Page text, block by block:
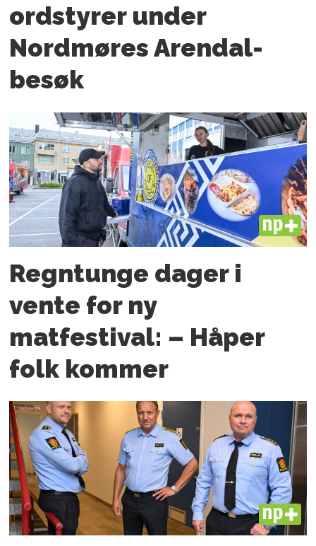
ordstyrer under
Nordmøres Arendal-
besøk
PLUS
Regntunge dager i
vente for ny
matfestival: – Håper
folk kommer
PLUS